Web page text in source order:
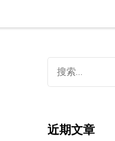
索：
近期文章